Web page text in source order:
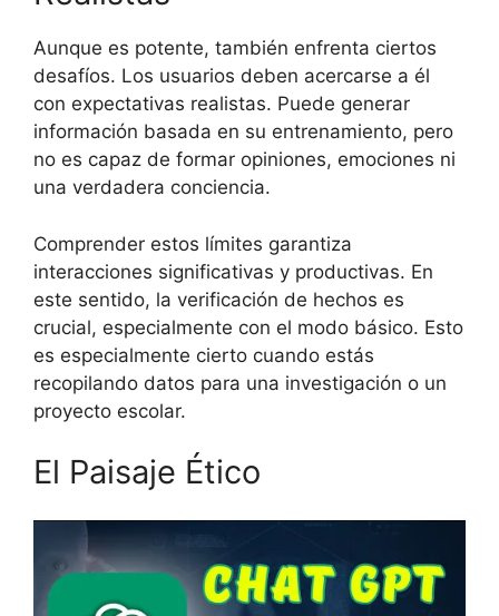
Aunque es potente, también enfrenta ciertos
desafíos. Los usuarios deben acercarse a él
con expectativas realistas. Puede generar
información basada en su entrenamiento, pero
no es capaz de formar opiniones, emociones ni
una verdadera conciencia.
Comprender estos límites garantiza
interacciones significativas y productivas. En
este sentido, la verificación de hechos es
crucial, especialmente con el modo básico. Esto
es especialmente cierto cuando estás
recopilando datos para una investigación o un
proyecto escolar.
El Paisaje Ético